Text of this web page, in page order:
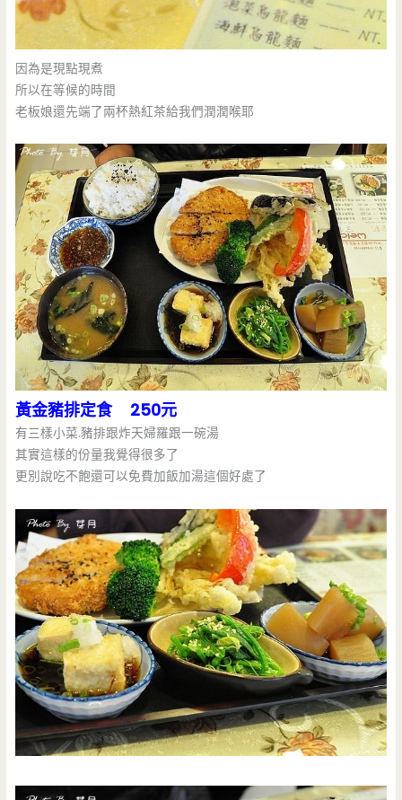
因為是現點現煮
所以在等候的時間
老板娘還先端了兩杯熱紅茶給我們潤潤喉耶
黃金豬排定食 250元
有三樣小菜.豬排跟炸天婦羅跟一碗湯
其實這樣的份量我覺得很多了
更別說吃不飽還可以免費加飯加湯這個好處了